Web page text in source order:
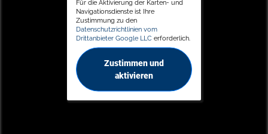
Für die Aktivierung der Karten- und
Navigationsdienste ist Ihre
Zustimmung zu den
Datenschutzrichtlinien vom
Drittanbieter Google LLC erforderlich.
Zustimmen und
aktivieren